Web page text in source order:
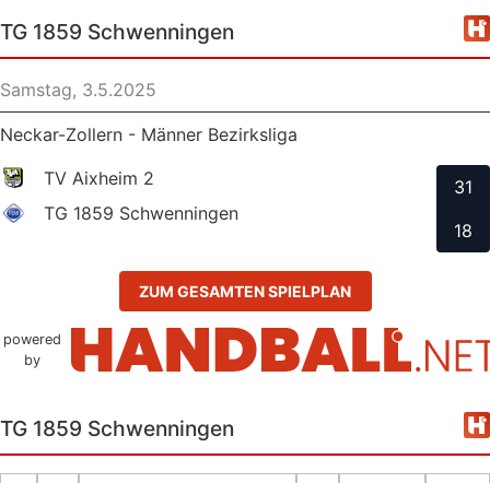
TG 1859 Schwenningen
Samstag, 3.5.2025
Neckar-Zollern - Männer Bezirksliga
TV Aixheim 2
TG 1859 Schwenningen
31
18
ZUM GESAMTEN SPIELPLAN
powered
by
TG 1859 Schwenningen